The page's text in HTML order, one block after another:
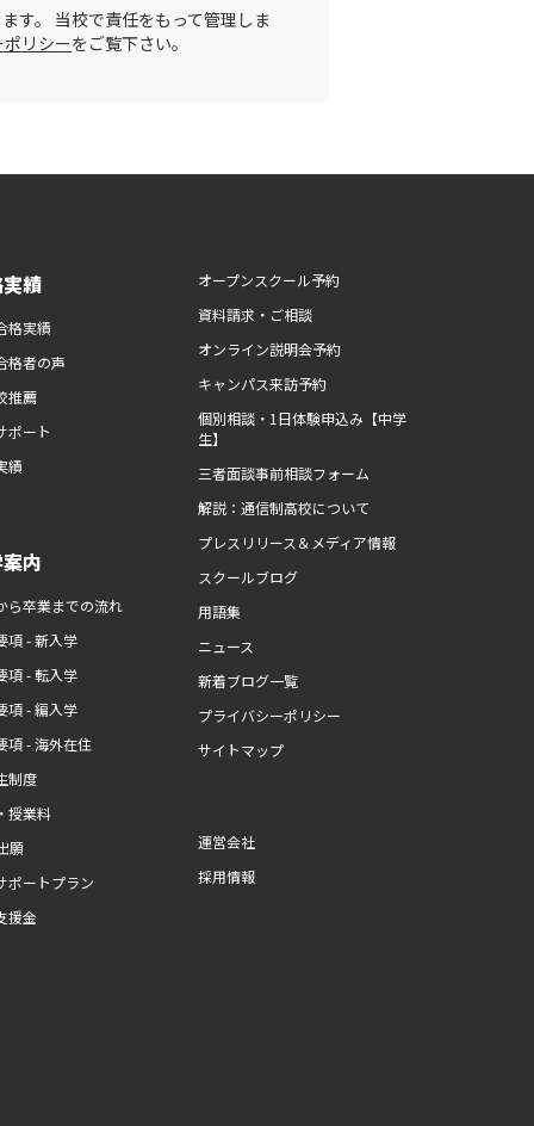
す。 当校で責任をもって管理しま
リシーをご覧下さい。
績
格実績
格者の声
推薦
ポート
績
内
ら卒業までの流れ
項 - 新入学
項 - 転入学
項 - 編入学
項 - 海外在住
制度
授業料
願
ポートプラン
援金
オープンスクール予約
資料請求・ご相談
オンライン説明会予約
キャンパス来訪予約
個別相談・1日体験申込み【中学
生】
三者面談事前相談フォーム
解説：通信制高校について
プレスリリース＆メディア情報
スクールブログ
用語集
ニュース
新着ブログ一覧
プライバシーポリシー
サイトマップ
運営会社
採用情報